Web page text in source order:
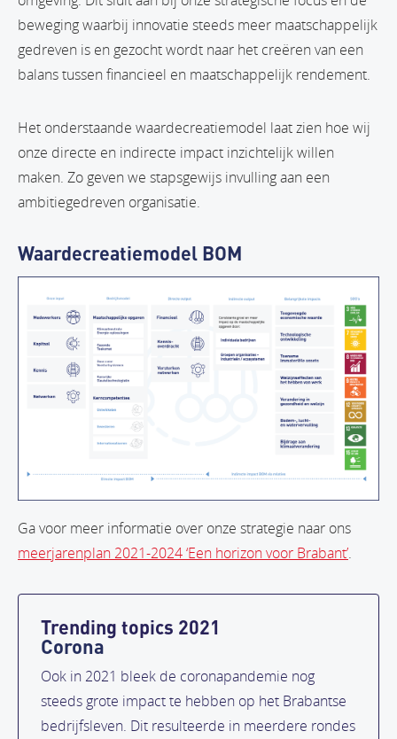
beweging waarbij innovatie steeds meer maatschappelijk
gedreven is en gezocht wordt naar het creëren van een
balans tussen financieel en maatschappelijk rendement.
Het onderstaande waardecreatiemodel laat zien hoe wij
onze directe en indirecte impact inzichtelijk willen
maken. Zo geven we stapsgewijs invulling aan een
ambitiegedreven organisatie.
Waardecreatiemodel BOM
Ga voor meer informatie over onze strategie naar ons
meerjarenplan 2021-2024 ‘Een horizon voor Brabant’.
Trending topics 2021
Corona
Ook in 2021 bleek de coronapandemie nog
steeds grote impact te hebben op het Brabantse
bedrijfsleven. Dit resulteerde in meerdere rondes